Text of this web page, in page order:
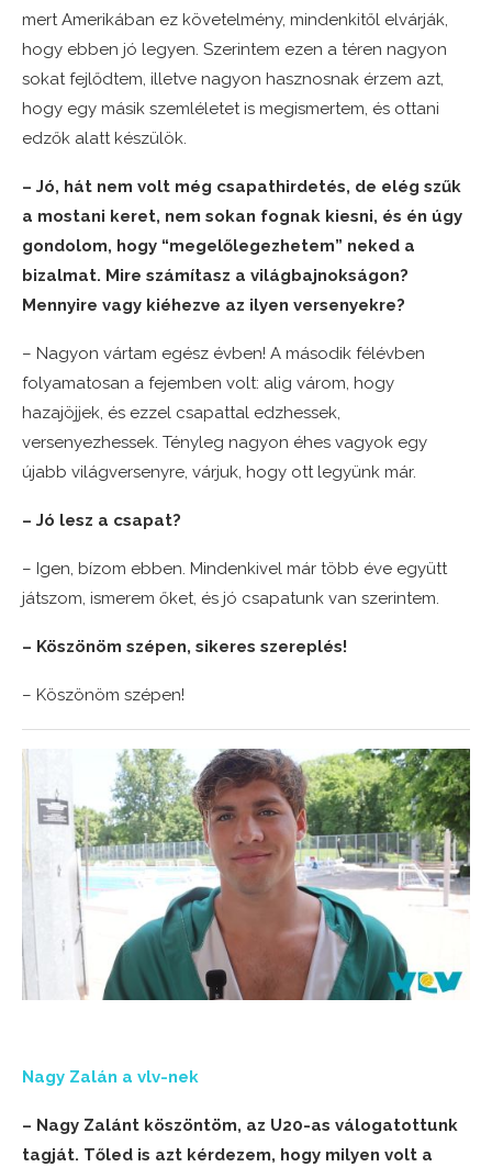
mert Amerikában ez követelmény, mindenkitől elvárják,
hogy ebben jó legyen. Szerintem ezen a téren nagyon
sokat fejlődtem, illetve nagyon hasznosnak érzem azt,
hogy egy másik szemléletet is megismertem, és ottani
edzők alatt készülök.
– Jó, hát nem volt még csapathirdetés, de elég szűk
a mostani keret, nem sokan fognak kiesni, és én úgy
gondolom, hogy “megelőlegezhetem” neked a
bizalmat. Mire számítasz a világbajnokságon?
Mennyire vagy kiéhezve az ilyen versenyekre?
– Nagyon vártam egész évben! A második félévben
folyamatosan a fejemben volt: alig várom, hogy
hazajöjjek, és ezzel csapattal edzhessek,
versenyezhessek. Tényleg nagyon éhes vagyok egy
újabb világversenyre, várjuk, hogy ott legyünk már.
– Jó lesz a csapat?
– Igen, bízom ebben. Mindenkivel már több éve együtt
játszom, ismerem őket, és jó csapatunk van szerintem.
– Köszönöm szépen, sikeres szereplés!
– Köszönöm szépen!
Nagy Zalán a vlv-nek
– Nagy Zalánt köszöntöm, az U20-as válogatottunk
tagját. Tőled is azt kérdezem, hogy milyen volt a